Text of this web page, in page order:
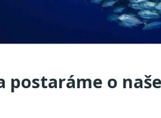
postaráme o